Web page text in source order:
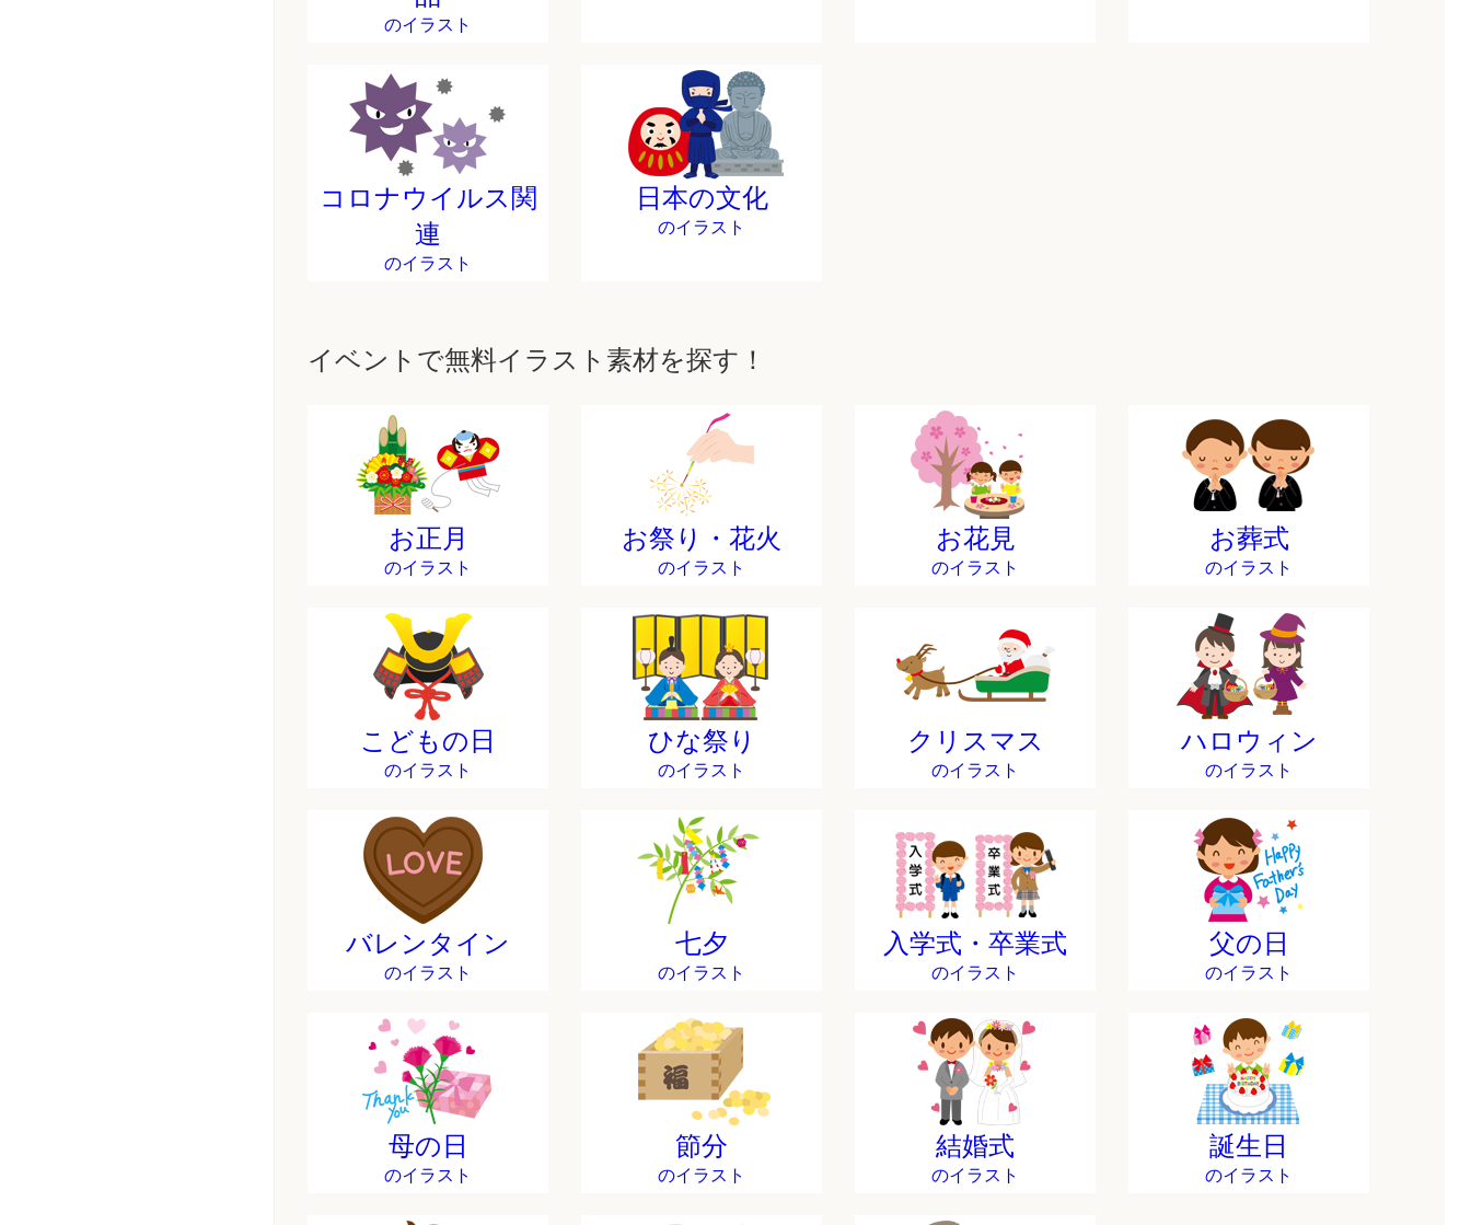
のイラスト
コロナウイルス関
連
のイラスト
日本の文化
のイラスト
イベントで無料イラスト素材を探す！
お正月
のイラスト
お祭り・花火
のイラスト
お花見
のイラスト
お葬式
のイラスト
こどもの日
のイラスト
ひな祭り
のイラスト
クリスマス
のイラスト
ハロウィン
のイラスト
バレンタイン
のイラスト
七夕
のイラスト
入学式・卒業式
のイラスト
父の日
のイラスト
母の日
のイラスト
節分
のイラスト
結婚式
のイラスト
誕生日
のイラスト